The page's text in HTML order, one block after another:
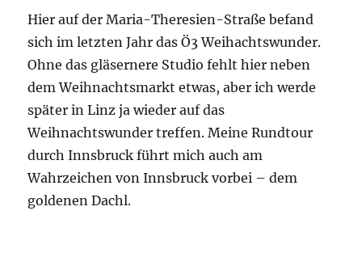
Hier auf der Maria-Theresien-Straße befand
sich im letzten Jahr das Ö3 Weihachtswunder.
Ohne das gläsernere Studio fehlt hier neben
dem Weihnachtsmarkt etwas, aber ich werde
später in Linz ja wieder auf das
Weihnachtswunder treffen. Meine Rundtour
durch Innsbruck führt mich auch am
Wahrzeichen von Innsbruck vorbei – dem
goldenen Dachl.